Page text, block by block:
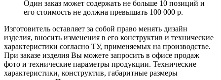
Один заказ может содержать не больше 10 позиций и
его стоимость не должна превышать 100 000 р.
Изготовитель оставляет за собой право менять дизайн
изделия, вносить изменения в его конструктив и технические
характеристики согласно ТУ, применяемых на производстве.
При заказе изделия Вы можете запросить в офисе продаж
фото и технические параметры продукции. Технические
характеристики, конструктив, габаритные размеры